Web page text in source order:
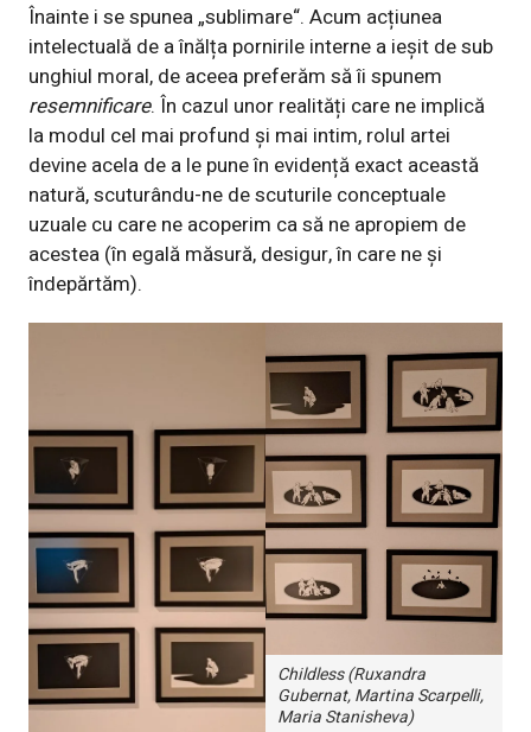
Înainte i se spunea „sublimare“. Acum acțiunea
intelectuală de a înălța pornirile interne a ieșit de sub
unghiul moral, de aceea preferăm să îi spunem
resemnificare. În cazul unor realități care ne implică
la modul cel mai profund și mai intim, rolul artei
devine acela de a le pune în evidență exact această
natură, scuturându-ne de scuturile conceptuale
uzuale cu care ne acoperim ca să ne apropiem de
acestea (în egală măsură, desigur, în care ne și
îndepărtăm).
Childless (Ruxandra
Gubernat, Martina Scarpelli,
Maria Stanisheva)